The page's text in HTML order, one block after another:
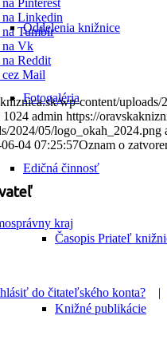
Oddelenia knižnice
Fotogaléria
Edičná činnosť
Časopis Priateľ
Knižné publikácie
Pinterest
Linkedin
Tumblr
Vk
Reddit
Mail
wp-content/uploads/
1024 admin https://
2024/05/logo_okah_2024.png
04 07:25:57Oznam o
do čitateľského konta? |